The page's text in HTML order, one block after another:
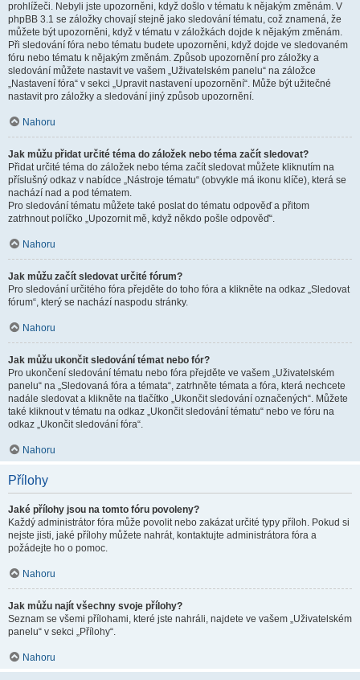
prohlížeči. Nebyli jste upozorněni, když došlo v tématu k nějakým změnám. V
phpBB 3.1 se záložky chovají stejně jako sledování tématu, což znamená, že
můžete být upozorněni, když v tématu v záložkách dojde k nějakým změnám.
Při sledování fóra nebo tématu budete upozorněni, když dojde ve sledovaném
fóru nebo tématu k nějakým změnám. Způsob upozornění pro záložky a
sledování můžete nastavit ve vašem „Uživatelském panelu“ na záložce
„Nastavení fóra“ v sekci „Upravit nastavení upozornění“. Může být užitečné
nastavit pro záložky a sledování jiný způsob upozornění.
Nahoru
Jak můžu přidat určité téma do záložek nebo téma začít sledovat?
Přidat určité téma do záložek nebo téma začít sledovat můžete kliknutím na
příslušný odkaz v nabídce „Nástroje tématu“ (obvykle má ikonu klíče), která se
nachází nad a pod tématem.
Pro sledování tématu můžete také poslat do tématu odpověď a přitom
zatrhnout políčko „Upozornit mě, když někdo pošle odpověď“.
Nahoru
Jak můžu začít sledovat určité fórum?
Pro sledování určitého fóra přejděte do toho fóra a klikněte na odkaz „Sledovat
fórum“, který se nachází naspodu stránky.
Nahoru
Jak můžu ukončit sledování témat nebo fór?
Pro ukončení sledování tématu nebo fóra přejděte ve vašem „Uživatelském
panelu“ na „Sledovaná fóra a témata“, zatrhněte témata a fóra, která nechcete
nadále sledovat a klikněte na tlačítko „Ukončit sledování označených“. Můžete
také kliknout v tématu na odkaz „Ukončit sledování tématu“ nebo ve fóru na
odkaz „Ukončit sledování fóra“.
Nahoru
Přílohy
Jaké přílohy jsou na tomto fóru povoleny?
Každý administrátor fóra může povolit nebo zakázat určité typy příloh. Pokud si
nejste jisti, jaké přílohy můžete nahrát, kontaktujte administrátora fóra a
požádejte ho o pomoc.
Nahoru
Jak můžu najít všechny svoje přílohy?
Seznam se všemi přílohami, které jste nahráli, najdete ve vašem „Uživatelském
panelu“ v sekci „Přílohy“.
Nahoru